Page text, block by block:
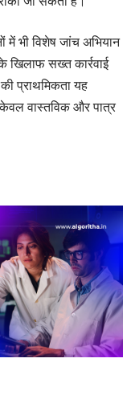
भी विशेष जांच अभियान
खिलाफ सख्त कार्रवाई
प्राथमिकता यह
वास्तविक और पात्र